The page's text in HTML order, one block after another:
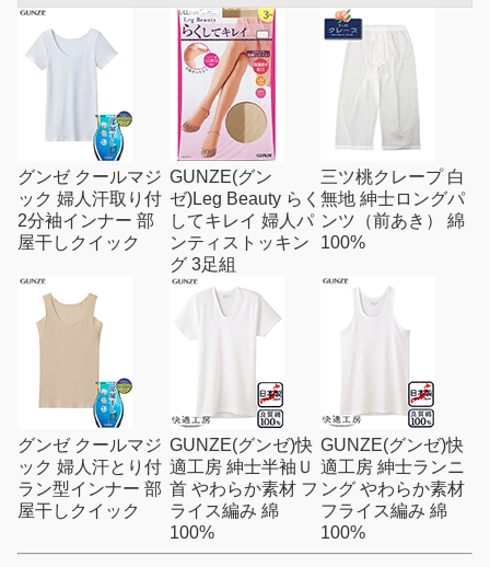
グンゼ クールマジ
ック 婦人汗取り付
2分袖インナー 部
屋干しクイック
GUNZE(グン
ゼ)Leg Beauty らく
してキレイ 婦人パ
ンティストッキン
グ 3足組
三ツ桃クレープ 白
無地 紳士ロングパ
ンツ（前あき） 綿
100%
グンゼ クールマジ
ック 婦人汗とり付
ラン型インナー 部
屋干しクイック
GUNZE(グンゼ)快
適工房 紳士半袖Ｕ
首 やわらか素材 フ
ライス編み 綿
100%
GUNZE(グンゼ)快
適工房 紳士ランニ
ング やわらか素材
フライス編み 綿
100%